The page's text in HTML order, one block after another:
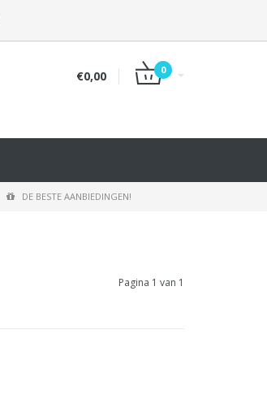
€0,00 0
DE BESTE AANBIEDINGEN!
Pagina 1 van 1